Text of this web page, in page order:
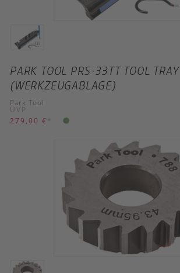
PARK TOOL PRS-33TT TOOL TRAY
(WERKZEUGABLAGE)
Park Tool
UVP
279,00 € *